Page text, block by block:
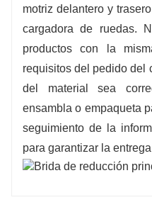
motriz delantero y
cargadora de ruedas.
productos con la
requisitos del pedido del
del material sea
ensambla o empaqueta
seguimiento de la
para garantizar la